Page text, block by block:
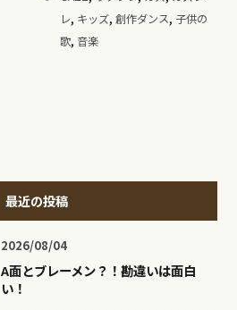
レ, キッズ, 創作ダンス, 子供の
歌, 音楽
最近の投稿
2026/08/04
A面とブレーメン？！勘違いは面白
い！